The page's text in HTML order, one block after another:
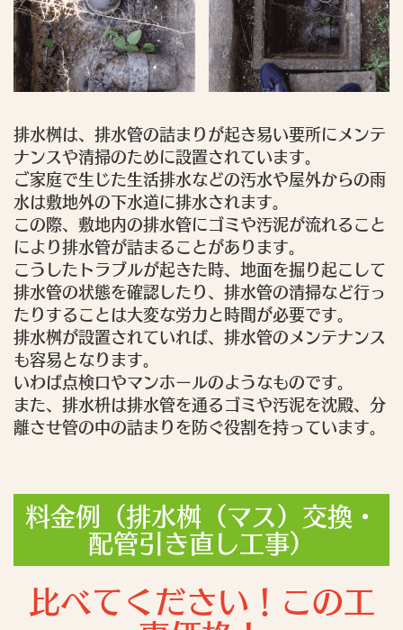
排水桝は、排水管の詰まりが起き易い要所にメンテ
ナンスや清掃のために設置されています。
ご家庭で生じた生活排水などの汚水や屋外からの雨
水は敷地外の下水道に排水されます。
この際、敷地内の排水管にゴミや汚泥が流れること
により排水管が詰まることがあります。
こうしたトラブルが起きた時、地面を掘り起こして
排水管の状態を確認したり、排水管の清掃など行っ
たりすることは大変な労力と時間が必要です。
排水桝が設置されていれば、排水管のメンテナンス
も容易となります。
いわば点検口やマンホールのようなものです。
また、排水枡は排水管を通るゴミや汚泥を沈殿、分
離させ管の中の詰まりを防ぐ役割を持っています。
料金例（排水桝（マス）交換・
配管引き直し工事）
比べてください！この工